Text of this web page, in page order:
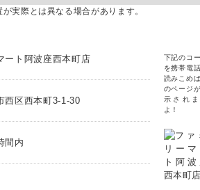
実際とは異なる場合があります。
ート阿波座西本町店
下記のコ
を携帯電
読みこめ
のページ
示され
よ！
西区西本町3-1-30
間内